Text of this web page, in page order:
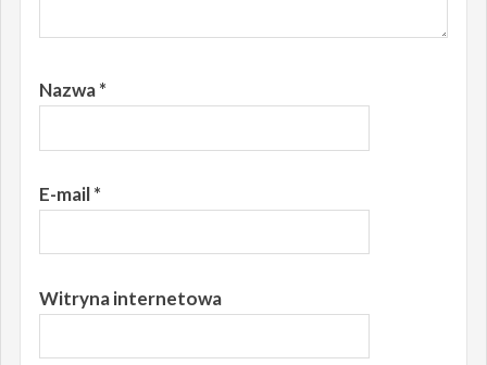
Nazwa*
E-mail*
Witryna internetowa